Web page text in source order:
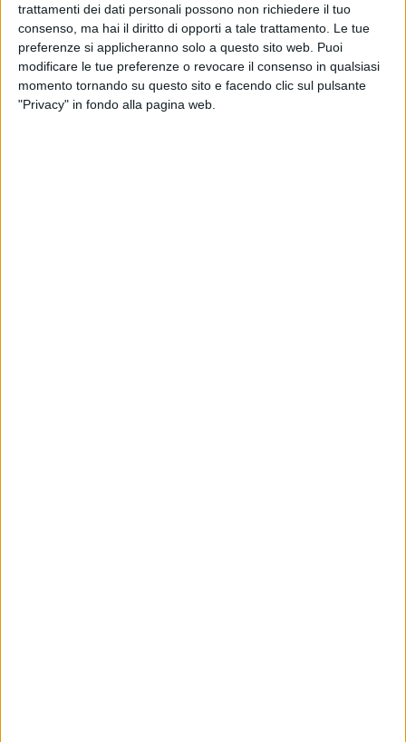
trattamenti dei dati personali possono non richiedere il tuo
consenso, ma hai il diritto di opporti a tale trattamento. Le tue
preferenze si applicheranno solo a questo sito web. Puoi
modificare le tue preferenze o revocare il consenso in qualsiasi
momento tornando su questo sito e facendo clic sul pulsante
"Privacy" in fondo alla pagina web.
MOLFETTA - 23 SETTEMBRE 2016
Progetto internazionale in collaborazione con
francesi
MOLFETTA - 22 SETTEMBRE 2016
Domenico Favuzzi a "I Dialoghi di Trani"